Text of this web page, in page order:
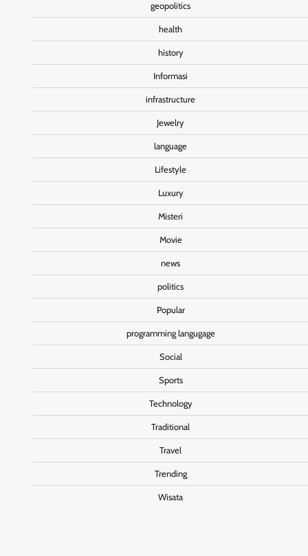
geopolitics
health
history
Informasi
infrastructure
Jewelry
language
Lifestyle
Luxury
Misteri
Movie
news
politics
Popular
programming langugage
Social
Sports
Technology
Traditional
Travel
Trending
Wisata